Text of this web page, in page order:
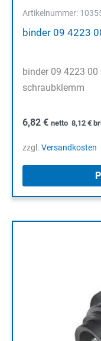
Artikelnummer:
binder 09 4223
binder 09 4223 00
schraubklemm
6,82 € netto 8,12 €
zzgl. Versandkosten